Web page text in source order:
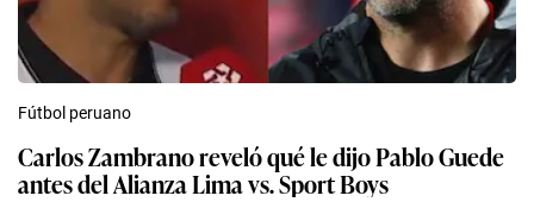
Fútbol peruano
Carlos Zambrano reveló qué le dijo Pablo Guede
antes del Alianza Lima vs. Sport Boys